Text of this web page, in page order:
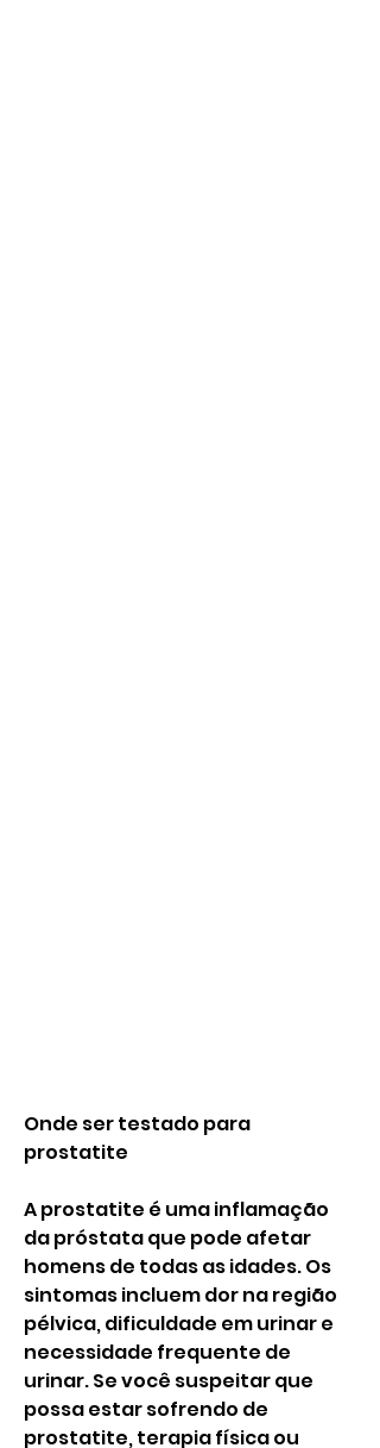
Onde ser testado para
prostatite
A prostatite é uma inflamação
da próstata que pode afetar
homens de todas as idades. Os
sintomas incluem dor na região
pélvica, dificuldade em urinar e
necessidade frequente de
urinar. Se você suspeitar que
possa estar sofrendo de
prostatite, terapia física ou